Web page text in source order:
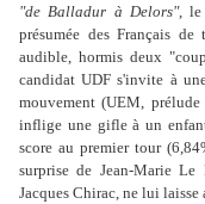
"de Balladur à Delors", le
présumée des Français
audible, hormis deux
candidat UDF s'invite à
mouvement (UEM,
inflige une gifle à un
score au premier tour
surprise de Jean-Marie
Jacques Chirac, ne lui